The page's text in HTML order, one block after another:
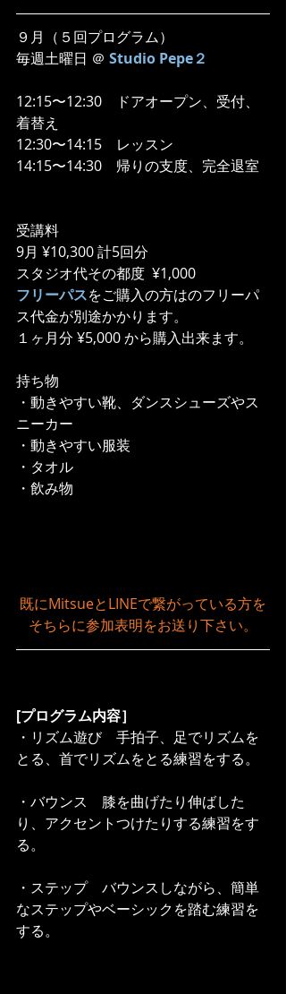
９月（５回プログラム）
毎週土曜日 ＠ Studio Pepe２
12:15〜12:30　ドアオープン、受付、
着替え
12:30〜14:15　レッスン
14:15〜14:30    帰りの支度、完全退室
受講料
9月 ¥10,300 計5回分
スタジオ代その都度  ¥1,000
フリーパスをご購入の方はのフリーパ
ス代金が別途かかります。
１ヶ月分 ¥5,000 から購入出来ます。
持ち物
・動きやすい靴、ダンスシューズやス
ニーカー
・動きやすい服装
・タオル
・飲み物
既にMitsueとLINEで繋がっている方を
そちらに参加表明をお送り下さい。
[プログラム内容］
・リズム遊び　手拍子、足でリズムを
とる、首でリズムをとる練習をする。
・バウンス　膝を曲げたり伸ばした
り、アクセントつけたりする練習をす
る。
・ステップ　バウンスしながら、簡単
なステップやベーシックを踏む練習を
する。